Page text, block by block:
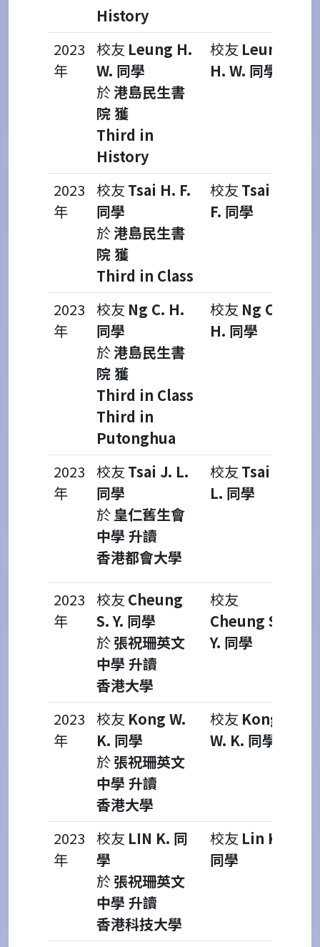
History
2023
年
校友 Leung H.
W. 同學
於港島民生書
院 獲
Third in
History
校友 Leung
H. W. 同學
2023
年
校友 Tsai H. F.
同學
於港島民生書
院 獲
Third in Class
校友 Tsai H.
F. 同學
2023
年
校友 Ng C. H.
同學
於港島民生書
院 獲
Third in Class
Third in
Putonghua
校友 Ng C.
H. 同學
2023
年
校友 Tsai J. L.
同學
於皇仁舊生會
中學 升讀
香港都會大學
校友 Tsai J.
L. 同學
2023
年
校友 Cheung
S. Y. 同學
於張祝珊英文
中學 升讀
香港大學
校友
Cheung S.
Y. 同學
2023
年
校友 Kong W.
K. 同學
於張祝珊英文
中學 升讀
香港大學
校友 Kong
W. K. 同學
2023
年
校友 LIN K. 同
學
於張祝珊英文
中學 升讀
香港科技大學
校友 Lin K.
同學